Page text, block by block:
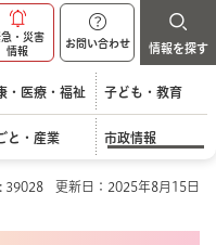
・災害
情報
お問い合わせ 情報を探す
・医療・福祉 子ども・教育
と・産業 市政情報
39028 更新日：2025年8月15日